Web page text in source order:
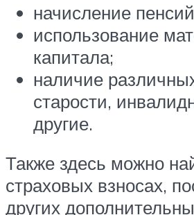
начисление
использование
капитала;
наличие
старости,
другие.
Также здесь можно
страховых взносах,
других